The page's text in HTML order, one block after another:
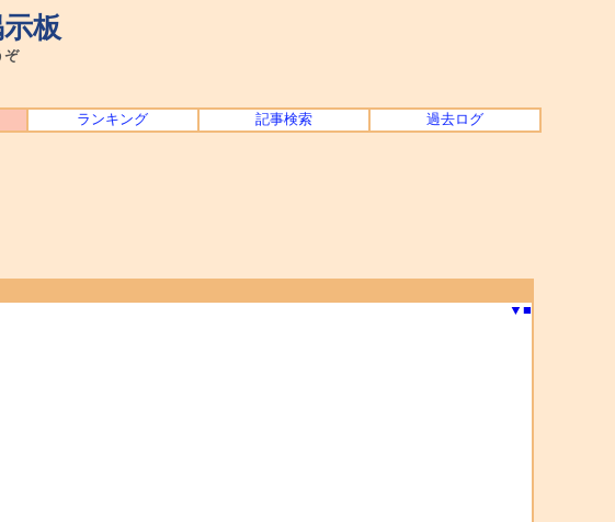
板
ぞ
ランキング 記事検索 過去ログ
▼ ■